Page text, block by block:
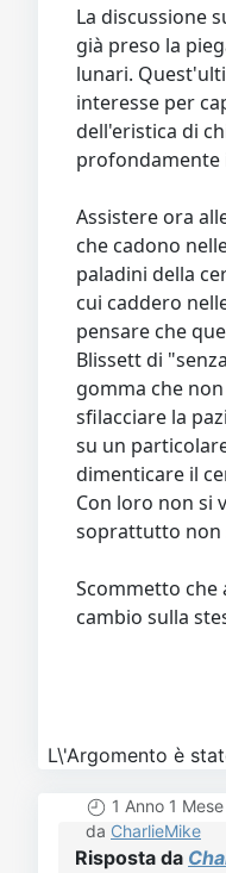
La discussione
già preso la
lunari.
interesse per
dell'eristica di
profondamente
Assistere ora
che cadono
paladini della
cui caddero
pensare che
Blissett di
gomma che
sfilacciare la
su un
dimenticare il
Con loro non si
soprattutto non
Scommetto che
cambio sulla
L\'Argomento è
1 Anno 1
da CharlieMike
Risposta da